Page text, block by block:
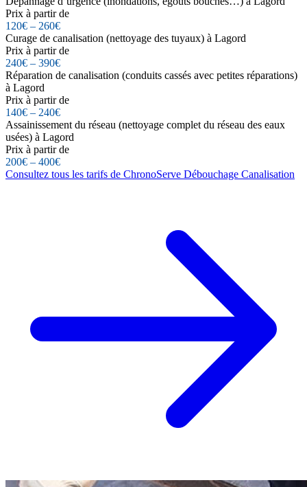
Prix à partir de
120€ – 260€
Curage de canalisation (nettoyage des tuyaux) à Lagord
Prix à partir de
240€ – 390€
Réparation de canalisation (conduits cassés avec petites réparations)
à Lagord
Prix à partir de
140€ – 240€
Assainissement du réseau (nettoyage complet du réseau des eaux
usées) à Lagord
Prix à partir de
200€ – 400€
Consultez tous les tarifs de ChronoServe Débouchage Canalisation